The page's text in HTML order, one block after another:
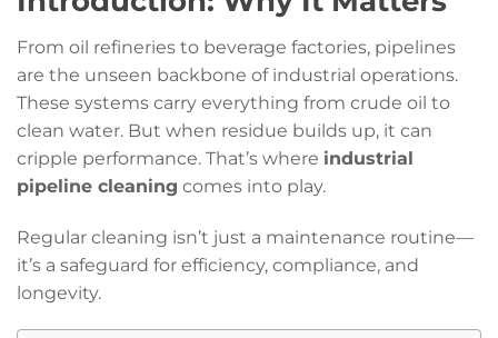
From oil refineries to beverage factories, pipelines
are the unseen backbone of industrial operations.
These systems carry everything from crude oil to
clean water. But when residue builds up, it can
cripple performance. That’s where industrial
pipeline cleaning comes into play.
Regular cleaning isn’t just a maintenance routine—
it’s a safeguard for efficiency, compliance, and
longevity.